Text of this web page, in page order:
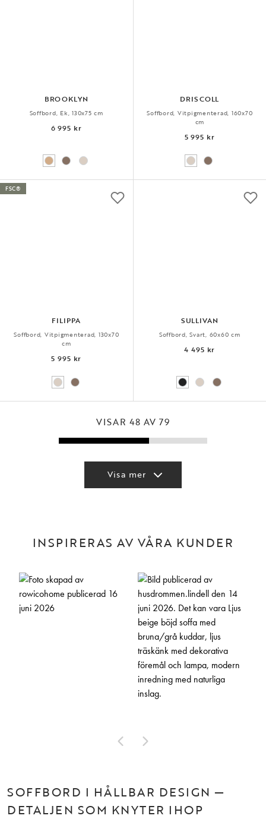
BROOKLYN
Soffbord, Ek, 130x75 cm
6 995 kr
DRISCOLL
Soffbord, Vitpigmenterad, 160x70
cm
5 995 kr
FILIPPA
Soffbord, Vitpigmenterad, 130x70
cm
5 995 kr
FSC®
SULLIVAN
Soffbord, Svart, 60x60 cm
4 495 kr
VISAR 48 AV 79
Visa mer
INSPIRERAS AV VÅRA KUNDER
SOFFBORD I HÅLLBAR DESIGN —
DETALJEN SOM KNYTER IHOP